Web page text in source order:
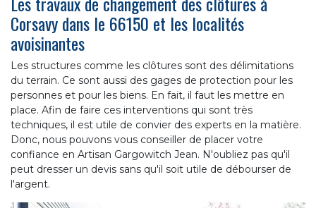
Corsavy dans le 66150 et les localités
avoisinantes
Les structures comme les clôtures sont des délimitations
du terrain. Ce sont aussi des gages de protection pour les
personnes et pour les biens. En fait, il faut les mettre en
place. Afin de faire ces interventions qui sont très
techniques, il est utile de convier des experts en la matière.
Donc, nous pouvons vous conseiller de placer votre
confiance en Artisan Gargowitch Jean. N'oubliez pas qu'il
peut dresser un devis sans qu'il soit utile de débourser de
l'argent.